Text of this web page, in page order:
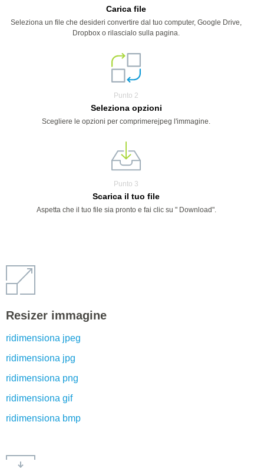
Carica file
Seleziona un file che desideri convertire dal tuo computer, Google Drive,
Dropbox o rilascialo sulla pagina.
Punto 2
Seleziona opzioni
Scegliere le opzioni per comprimerejpeg l'immagine.
Punto 3
Scarica il tuo file
Aspetta che il tuo file sia pronto e fai clic su " Download".
Resizer immagine
ridimensiona jpeg
ridimensiona jpg
ridimensiona png
ridimensiona gif
ridimensiona bmp